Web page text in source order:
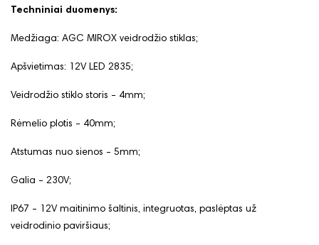
Techniniai duomenys:
Medžiaga: AGC MIROX veidrodžio stiklas;
Apšvietimas: 12V LED 2835;
Veidrodžio stiklo storis - 4mm;
Rėmelio plotis - 40mm;
Atstumas nuo sienos - 5mm;
Galia - 230V;
IP67 - 12V maitinimo šaltinis, integruotas, paslėptas už
veidrodinio paviršiaus;